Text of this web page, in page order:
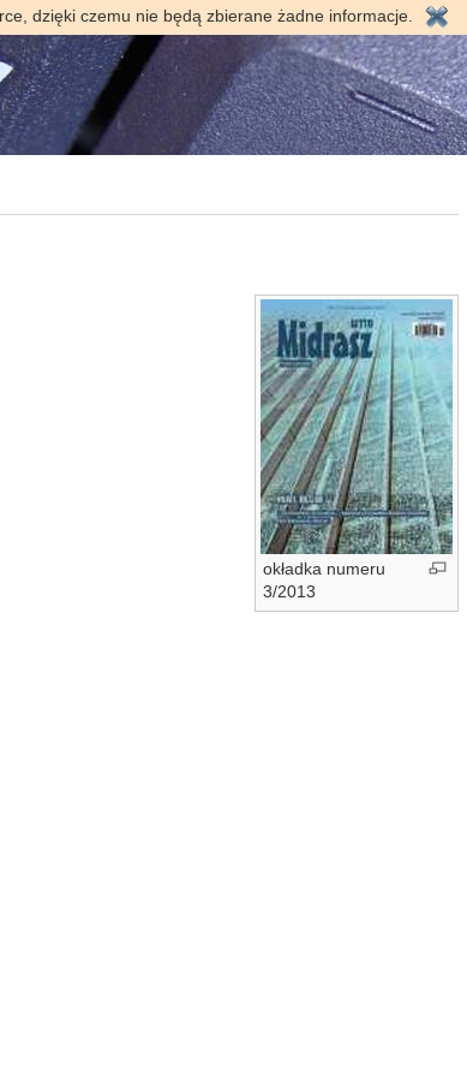
dzięki czemu nie będą zbierane żadne informacje.
okładka numeru
3/2013